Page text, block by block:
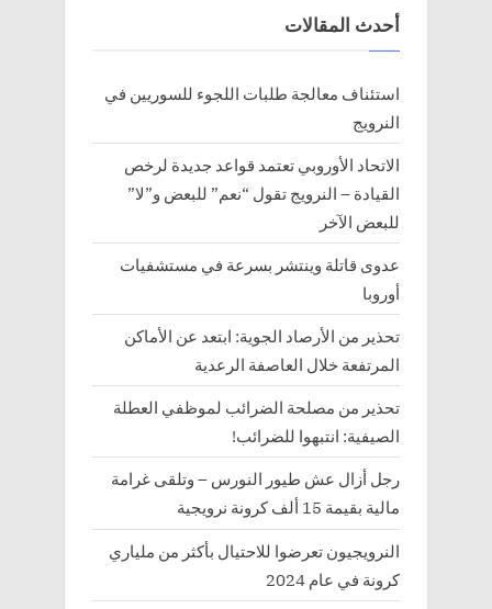
أحدث المقالات
استئناف معالجة طلبات اللجوء للسوريين في
النرويج
الاتحاد الأوروبي تعتمد قواعد جديدة لرخص
القيادة – النرويج تقول “نعم” للبعض و”لا”
للبعض الآخر
عدوى قاتلة وينتشر بسرعة في مستشفيات
أوروبا
تحذير من الأرصاد الجوية: ابتعد عن الأماكن
المرتفعة خلال العاصفة الرعدية
تحذير من مصلحة الضرائب لموظفي العطلة
الصيفية: انتبهوا للضرائب!
رجل أزال عش طيور النورس – وتلقى غرامة
مالية بقيمة 15 ألف كرونة نرويجية
النرويجيون تعرضوا للاحتيال بأكثر من ملياري
كرونة في عام 2024